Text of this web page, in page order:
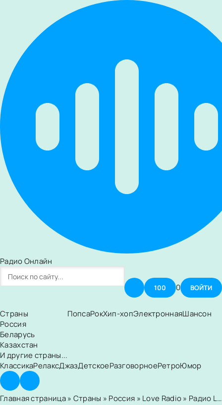
Радио Онлайн
100 0 ВОЙТИ
Страны
Россия
Беларусь
Казахстан
И другие страны...
ПопсаРокХип-хопЭлектроннаяШансон
КлассикаРелаксДжазДетскоеРазговорноеРетроЮмор
Главная страница» Страны » Россия » Love Radio» Радио Love Ульяновск 106.2 FM